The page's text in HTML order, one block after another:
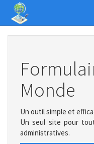
Monde
Un outil simple et
Un seul site pour
administratives.